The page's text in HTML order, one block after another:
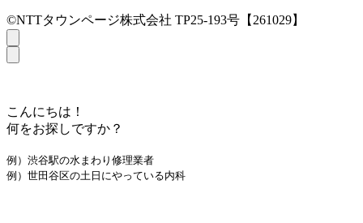
©NTTタウンページ株式会社 TP25-193号【261029】
こんにちは！
何をお探しですか？
例）渋谷駅の水まわり修理業者
例）世田谷区の土日にやっている内科